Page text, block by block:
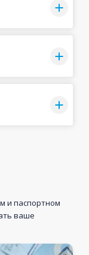
и паспортном
ваше